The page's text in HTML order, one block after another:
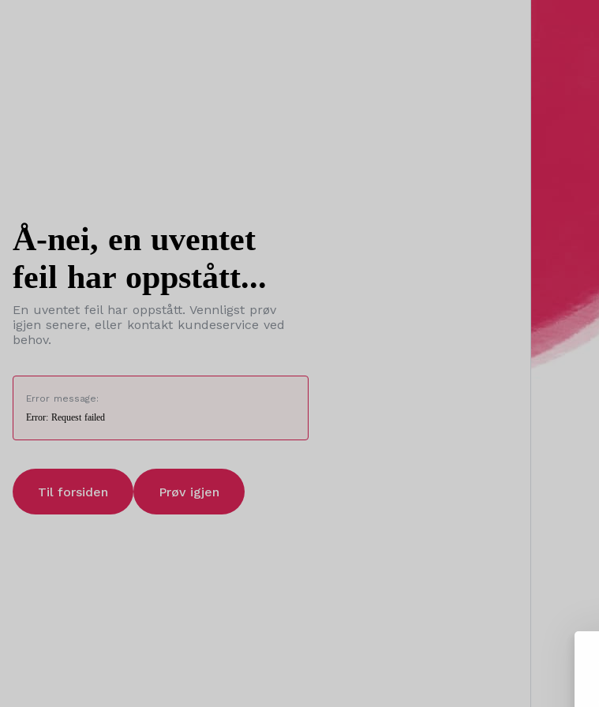
Å-nei, en uventet
feil har oppstått...
En uventet feil har oppstått. Vennligst prøv
igjen senere, eller kontakt kundeservice ved
behov.
Error message:
Error: Request failed
Til forsiden Prøv igjen